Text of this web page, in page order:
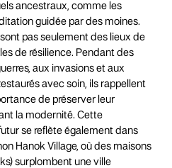
ancestraux, comme les
guidée par des moines.
pas seulement des lieux de
de résilience. Pendant des
aux invasions et aux
avec soin, ils rappellent
de préserver leur
la modernité. Cette
se reflète également dans
Hanok Village, où des maisons
surplombent une ville